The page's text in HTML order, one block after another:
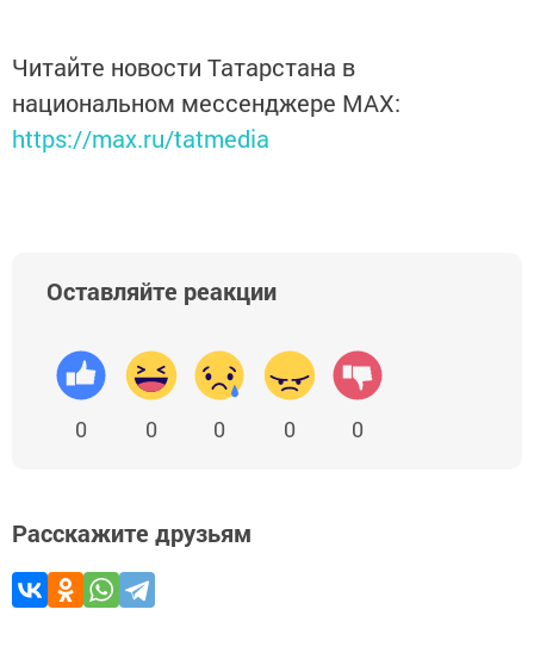
Читайте новости Татарстана в
национальном мессенджере MАХ:
https://max.ru/tatmedia
Оставляйте реакции
0 0 0 0 0
Расскажите друзьям